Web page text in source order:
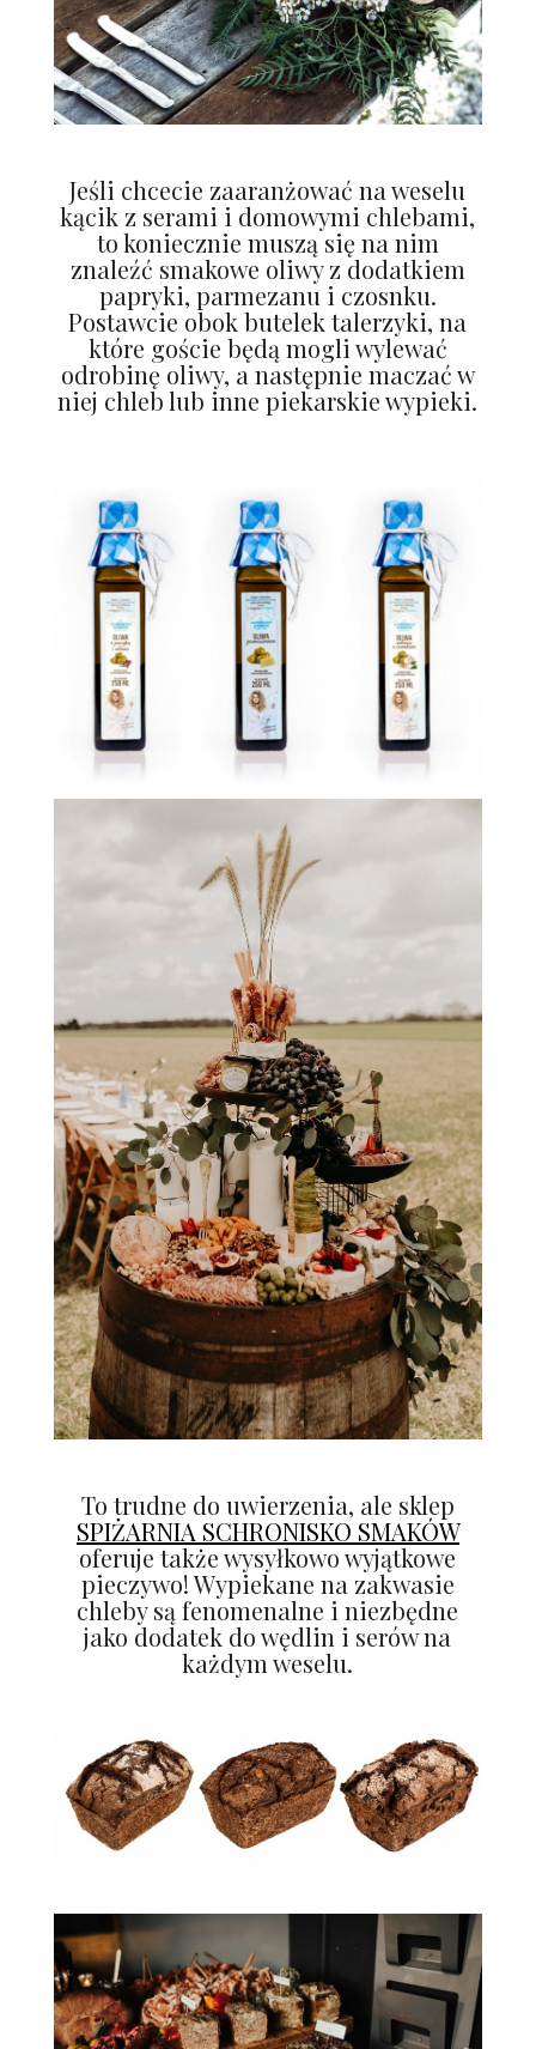
Jeśli chcecie zaaranżować na weselu
kącik z serami i domowymi chlebami,
to koniecznie muszą się na nim
znaleźć smakowe oliwy z dodatkiem
papryki, parmezanu i czosnku.
Postawcie obok butelek talerzyki, na
które goście będą mogli wylewać
odrobinę oliwy, a następnie maczać w
niej chleb lub inne piekarskie wypieki.
To trudne do uwierzenia, ale sklep
SPIŻARNIA SCHRONISKO SMAKÓW
oferuje także wysyłkowo wyjątkowe
pieczywo! Wypiekane na zakwasie
chleby są fenomenalne i niezbędne
jako dodatek do wędlin i serów na
każdym weselu.